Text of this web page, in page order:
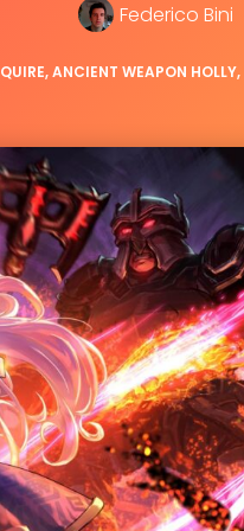
Federico Bini
,ANCIENT WEAPON HOLLY,